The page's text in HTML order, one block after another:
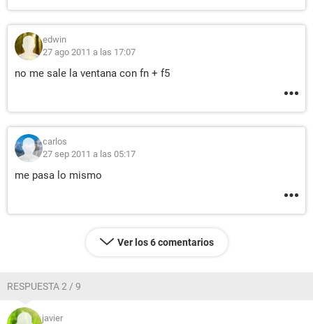
edwin
27 ago 2011 a las 17:07
no me sale la ventana con fn + f5
carlos
27 sep 2011 a las 05:17
me pasa lo mismo
Ver los 6 comentarios
RESPUESTA 2 / 9
javier